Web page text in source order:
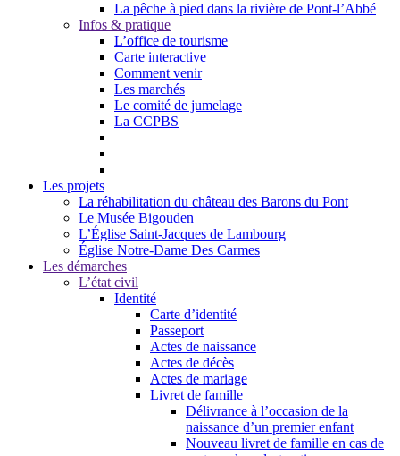
La pêche à pied dans la rivière de Pont-l’Abbé
Infos & pratique
L’office de tourisme
Carte interactive
Comment venir
Les marchés
Le comité de jumelage
La CCPBS
Les projets
La réhabilitation du château des Barons du Pont
Le Musée Bigouden
L’Église Saint-Jacques de Lambourg
Église Notre-Dame Des Carmes
Les démarches
L’état civil
Identité
Carte d’identité
Passeport
Actes de naissance
Actes de décès
Actes de mariage
Livret de famille
Délivrance à l’occasion de la
naissance d’un premier enfant
Nouveau livret de famille en cas de